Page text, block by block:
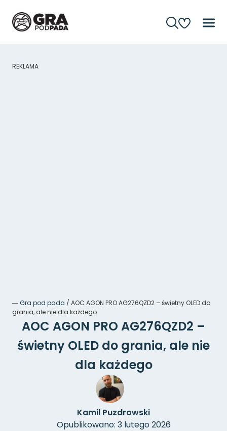
REKLAMA
―Gra pod pada / AOC AGON PRO AG276QZD2 – świetny OLED do
grania, ale nie dla każdego
AOC AGON PRO AG276QZD2 –
świetny OLED do grania, ale nie
dla każdego
Kamil Puzdrowski
Opublikowano: 3 lutego 2026